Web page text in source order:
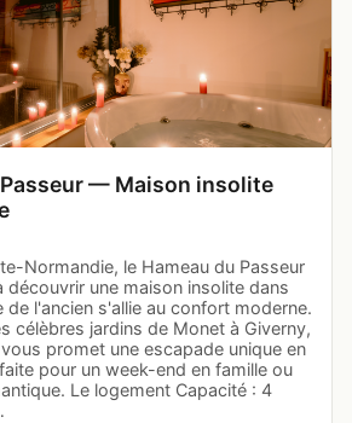
Passeur — Maison insolite
Normandie, le Hameau du Passeur
découvrir une maison insolite dans
de l'ancien s'allie au confort moderne.
célèbres jardins de Monet à Giverny,
promet une escapade unique en
pour un week-end en famille ou
Le logement Capacité : 4